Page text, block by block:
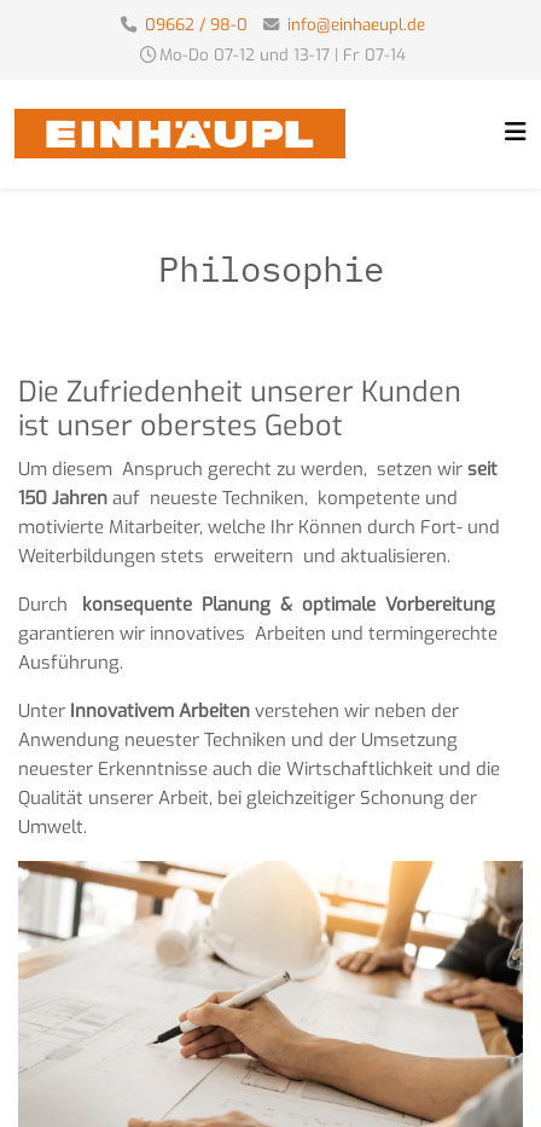
09662 / 98-0
info@einhaeupl.de
Mo-Do 07-12 und 13-17 | Fr 07-14
Philosophie
Die Zufriedenheit unserer Kunden
ist unser oberstes Gebot
Um diesem Anspruch gerecht zu werden, setzen wir seit
150 Jahren auf neueste Techniken, kompetente und
motivierte Mitarbeiter, welche Ihr Können durch Fort- und
Weiterbildungen stets erweitern und aktualisieren.
Durch konsequente Planung & optimale Vorbereitung
garantieren wir innovatives Arbeiten und termingerechte
Ausführung.
Unter Innovativem Arbeiten verstehen wir neben der
Anwendung neuester Techniken und der Umsetzung
neuester Erkenntnisse auch die Wirtschaftlichkeit und die
Qualität unserer Arbeit, bei gleichzeitiger Schonung der
Umwelt.